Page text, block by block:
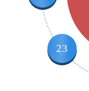
23